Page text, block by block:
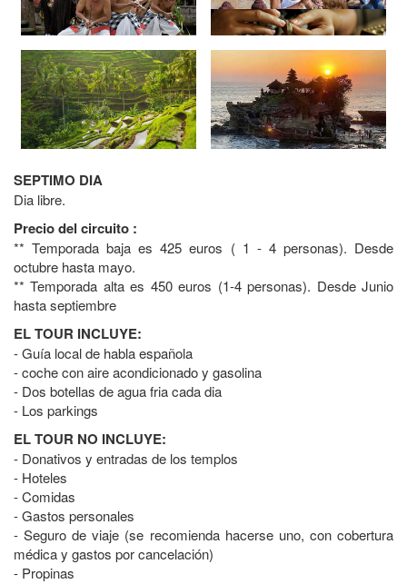
SEPTIMO DIA
Dia libre.
Precio del circuito :
** Temporada baja es 425 euros ( 1 - 4 personas). Desde
octubre hasta mayo.
** Temporada alta es 450 euros (1-4 personas). Desde Junio
hasta septiembre
EL TOUR INCLUYE:
- Guía local de habla española
- coche con aire acondicionado y gasolina
- Dos botellas de agua fria cada dia
- Los parkings
EL TOUR NO INCLUYE:
- Donativos y entradas de los templos
- Hoteles
- Comidas
- Gastos personales
- Seguro de viaje (se recomienda hacerse uno, con cobertura
médica y gastos por cancelación)
- Propinas